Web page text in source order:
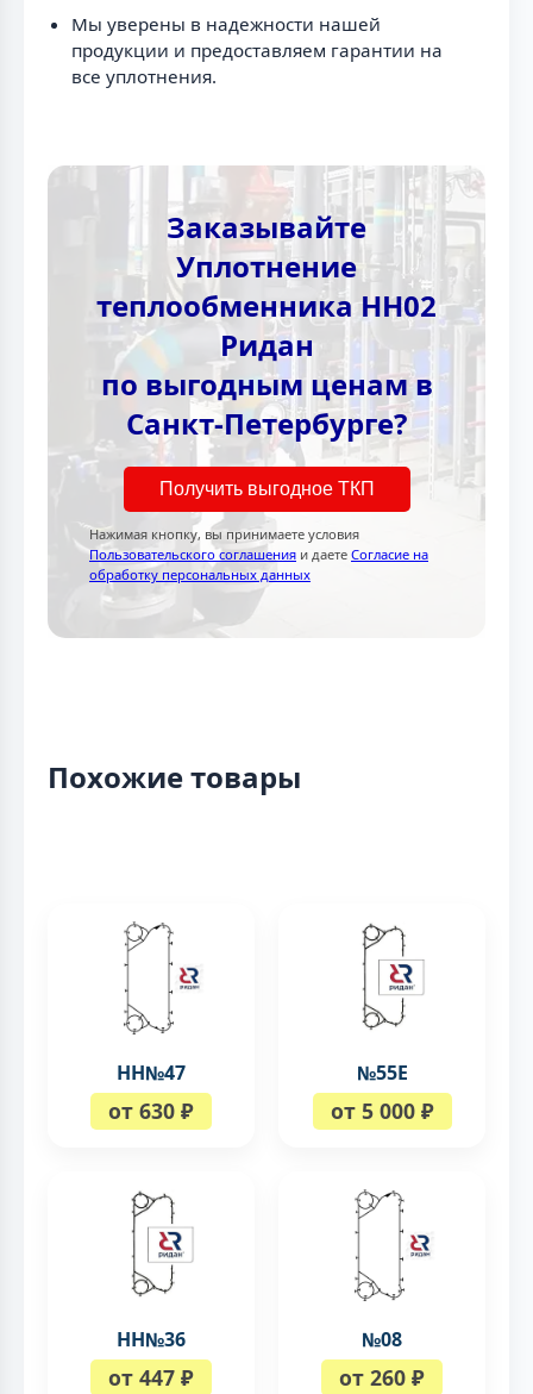
Мы уверены в надежности нашей
продукции и предоставляем гарантии на
все уплотнения.
Заказывайте
Уплотнение
теплообменника НН02
Ридан
по выгодным ценам в
Санкт-Петербурге?
Получить выгодное ТКП
Нажимая кнопку, вы принимаете условия
Пользовательского соглашения и даете Согласие на
обработку персональных данных
Похожие товары
НН№47
от 630 ₽
№55Е
от 5 000 ₽
НН№36
от 447 ₽
№08
от 260 ₽